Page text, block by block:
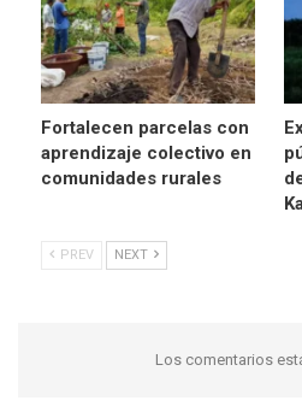
Fortalecen parcelas con
aprendizaje colectivo en
comunidades rurales
PREV NEXT
Los comentarios